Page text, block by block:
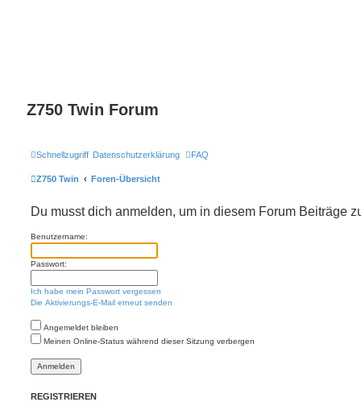
Z750 Twin Forum
Schnellzugriff Datenschutzerklärung FAQ
Z750 Twin Foren-Übersicht
Du musst dich anmelden, um in diesem Forum Beiträge
Benutzername:
Passwort:
Ich habe mein Passwort vergessen
Die Aktivierungs-E-Mail erneut senden
Angemeldet bleiben
Meinen Online-Status während dieser Sitzung verbergen
REGISTRIEREN